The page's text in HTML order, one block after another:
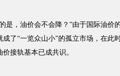
，油价会不会降？”由于国际油价
成了“一览众山小”的孤立市场，在此
接轨基本已成共识。